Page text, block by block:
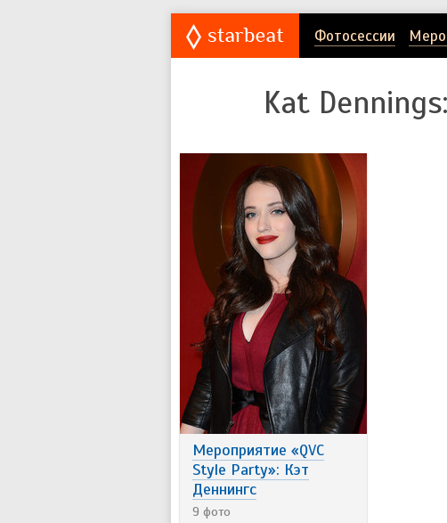
Фотосессии
Kat Dennings
Мероприятие «QVC
Style Party»: Кэт
Деннингс
9 фото